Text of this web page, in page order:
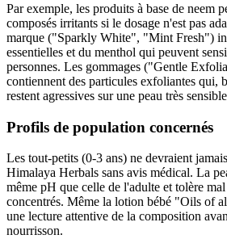
Par exemple, les produits à base de neem
composés irritants si le dosage n'est pas
marque ("Sparkly White", "Mint Fresh")
essentielles et du menthol qui peuvent
personnes. Les gommages ("Gentle
contiennent des particules exfoliantes qui,
restent agressives sur une peau très
Profils de population concernés
Les tout-petits (0-3 ans) ne devraient
Himalaya Herbals sans avis médical. La
même pH que celle de l'adulte et tolère
concentrés. Même la lotion bébé "Oils of
une lecture attentive de la composition
nourrisson.